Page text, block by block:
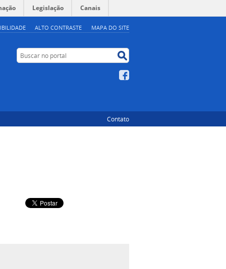
ALTO CONTRASTE MAPA DO SITE
Legislação Canais
Buscar no portal
Contato